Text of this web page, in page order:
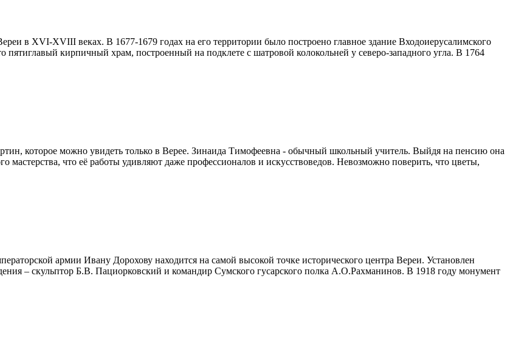
в XVI-XVIII веках. В 1677-1679 годах на его территории было построено главное здание Входоиерусалимского
кирпичный храм, построенный на подклете с шатровой колокольней у северо-западного угла. В 1764
которое можно увидеть только в Верее. Зинаида Тимофеевна - обычный школьный учитель. Выйдя на пенсию она
мастерства, что её работы удивляют даже профессионалов и искусствоведов. Невозможно поверить, что цветы,
армии Ивану Дорохову находится на самой высокой точке исторического центра Вереи. Установлен
– скульптор Б.В. Пациорковский и командир Сумского гусарского полка А.О.Рахманинов. В 1918 году монумент